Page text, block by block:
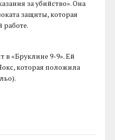
за убийство». Она
защиты, которая
работе.
в «Бруклине 9-9». Ей
которая положила